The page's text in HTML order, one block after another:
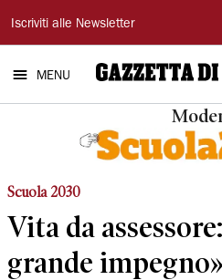
Gazzetta
di
Modena
Iscriviti alle Newsletter
MENU
Scuola 2030
Vita da
grande impegno»